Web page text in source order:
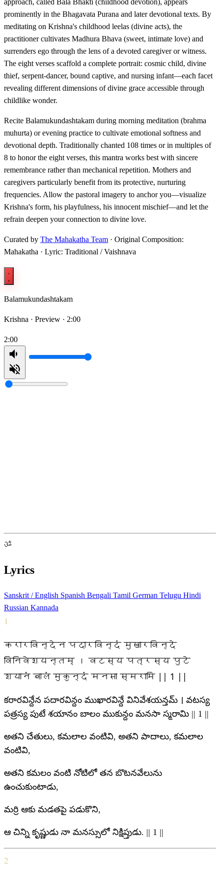
approach, called Bala Bhakti (childhood devotion), appears
prominently in the Bhagavata Purana and later devotional texts. By
meditating on Krishna's childhood leelas (divine acts), the
practitioner cultivates Madhura Bhava (sweet, intimate love) and
surrenders ego through the lens of a devoted caregiver or witness.
The eight verses scaffold a complete portrait: cosmic child, divine
thief, serpent-dancer, bound captive, and nursing infant—each facet
revealing different dimensions of divine grace accessible through
childlike wonder.
Recite Balamukundashtakam during morning meditation (brahma
muhurta) or evening practice to cultivate emotional softness and
devotional depth. Traditionally chanted 108 times or in multiples of
8 to honor the eight verses, this mantra works best with sincere
remembrance rather than mechanical repetition. Mothers and
caregivers particularly benefit from its protective, nurturing
frequencies. Allow the pastoral imagery to anchor you—visualize
Krishna's form, his playfulness, his innocent mischief—and let the
refrain deepen your connection to divine love.
Curated by The Mahakatha Team · Original Composition:
Mahakatha · Lyric: Traditional / Vaishnava
Balamukundashtakam
Krishna · Preview · 2:00
2:00
ॐ
Lyrics
Sanskrit / English Spanish Bengali Tamil German Telugu Hindi
Russian Kannada
1
करारविन्देन पदारविन्दं मुखारविन्दे
विनिवेशयन्तम् । वटस्य पत्रस्य पुटे
शयानं बालं मुकुन्दं मनसा स्मरामि || 1 ||
కరారవిన్దేన పదారవిన్దం ముఖారవిన్దే వినివేశయన్తమ్ । వటస్య
పత్రస్య పుటే శయానం బాలం ముకున్దం మనసా స్మరామి || 1 ||
అతని చేతులు, కమలాల వంటివి, అతని పాదాలు, కమలాల
వంటివి,
అతని కమలం వంటి నోటిలో తన బొటనవేలును
ఉంచుకుంటాడు,
మర్రి ఆకు మడతపై పడుకొని,
ఆ చిన్ని కృష్ణుడు నా మనస్సులో నిక్షిప్తుడు. || 1 ||
2